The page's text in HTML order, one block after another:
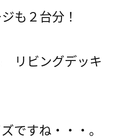
も２台分！
リビングデッキ
ですね・・・。